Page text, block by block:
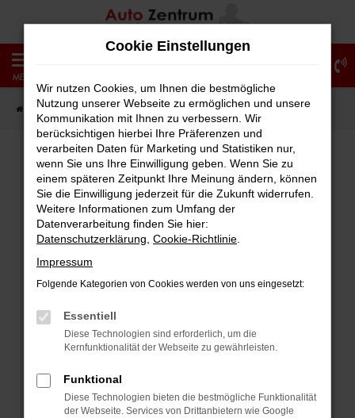
Zum
springen
MENÜ
Startseite Fahrzeugangebote Fahrzeug-Showroom
Fehler: Network Error
Beim Laden ist ein Fehler aufgetreten.
Hier sind ein paar Tipps, die dir helfen können:
Überprüfe deine Firewall und deine
Internetverbindung.
deine Suchmaschine?
Prüfe deine Browsererweiterungen.
können das Laden bestimmter Seiten
verhindern. Funktioniert die Seite in einem
Cookie Einstellungen
Wir nutzen Cookies, um Ihnen die bestmögliche
Nutzung unserer Webseite zu ermöglichen und unsere
Kommunikation mit Ihnen zu verbessern. Wir
berücksichtigen hierbei Ihre Präferenzen und
verarbeiten Daten für Marketing und Statistiken nur,
wenn Sie uns Ihre Einwilligung geben. Wenn Sie zu
einem späteren Zeitpunkt Ihre Meinung ändern, können
Sie die Einwilligung jederzeit für die Zukunft widerrufen.
Weitere Informationen zum Umfang der
Datenverarbeitung finden Sie hier:
Datenschutzerklärung Cookie-Richtlinie
Impressum
Folgende Kategorien von Cookies werden von uns eingesetzt:
Essentiell
Diese Technologien sind erforderlich, um die
Kernfunktionalität der Webseite zu gewährleisten.
Funktional
Diese Technologien bieten die bestmögliche Funktionalität
der Webseite. Services von Drittanbietern wie Google